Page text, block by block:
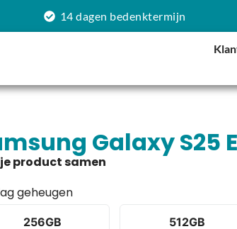
14 dagen bedenktermijn
Galaxy S25
geheugen
256GB 512GB